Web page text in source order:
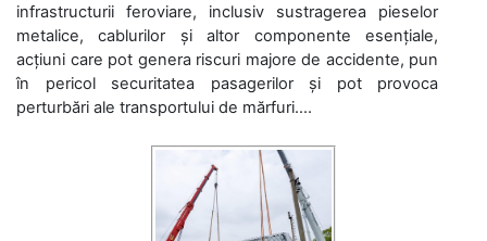
infrastructurii feroviare, inclusiv sustragerea pieselor
metalice, cablurilor și altor componente esențiale,
acțiuni care pot genera riscuri majore de accidente, pun
în pericol securitatea pasagerilor și pot provoca
perturbări ale transportului de mărfuri....